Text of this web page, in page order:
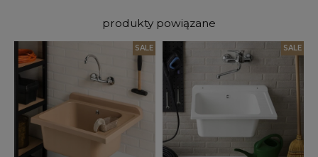
produkty powiązane
SALE SALE